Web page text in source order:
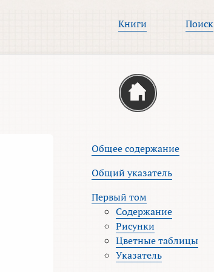
Книги Поиск
Общее содержание
Общий указатель
Первый том
Содержание
Рисунки
Цветные таблицы
Указатель